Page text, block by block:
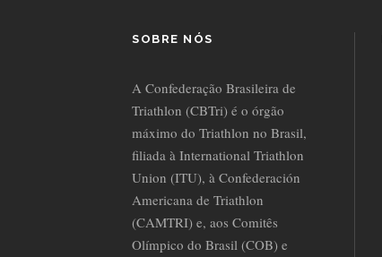
SOBRE NÓS
A Confederação Brasileira de
Triathlon (CBTri) é o órgão
máximo do Triathlon no Brasil,
filiada à International Triathlon
Union (ITU), à Confederación
Americana de Triathlon
(CAMTRI) e, aos Comitês
Olímpico do Brasil (COB) e